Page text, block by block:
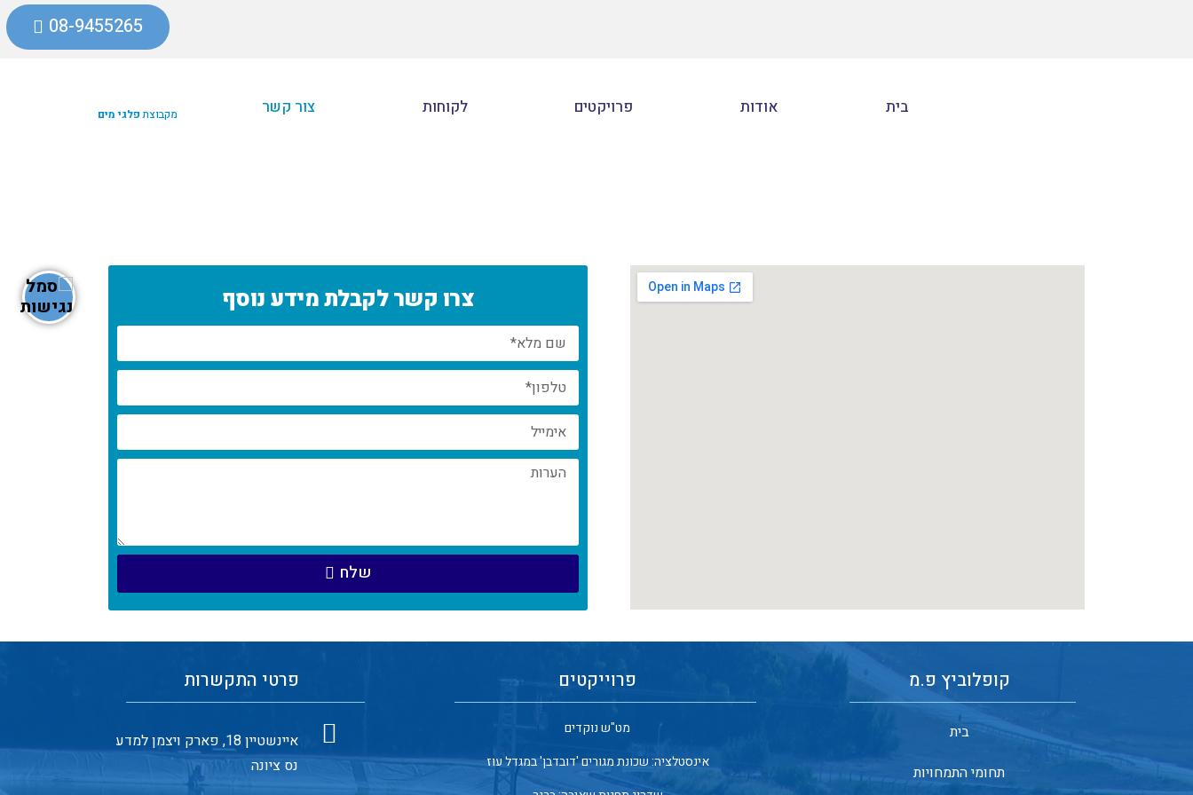
08-9455265
בית אודות פרויקטים לקוחות צור קשר מקבוצתפלגי מים
צרו קשר לקבלת מידע נוסף
שלח
קופלוביץ פ.מ
בית
תחומי התמחויות
פרוייקטים
מט"ש נוקדים
אינסטלציה: שכונת מגורים 'דובדבן' במגדל עוז
פרטי התקשרות
איינשטיין 18, פארק ויצמן למדע
נס ציונה